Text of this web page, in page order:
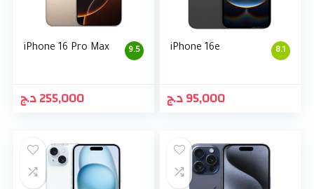
9.5
iPhone 16 Pro Max
255,000د.ج
8.1
iPhone 16e
95,000د.ج